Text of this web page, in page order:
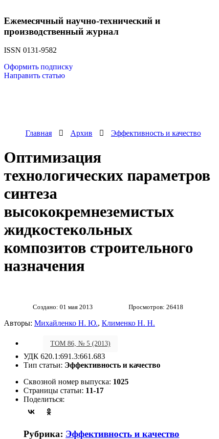
Ежемесячный научно-технический и
производственный журнал
ISSN 0131-9582
Оформить подписку
Направить статью
Главная Архив Эффективность и качество
Оптимизация
технологических параметров
синтеза
высококремнеземистых
жидкостекольных
композитов строительного
назначения
Создано: 01 мая 2013 Просмотров: 26418
Авторы: Михайленко Н. Ю., Клименко Н. Н.
ТОМ 86, № 5 (2013)
УДК 620.1:691.3:661.683
Тип статьи: Эффективность и качество
Сквозной номер выпуска: 1025
Страницы статьи: 11-17
Поделиться:
Рубрика: Эффективность и качество